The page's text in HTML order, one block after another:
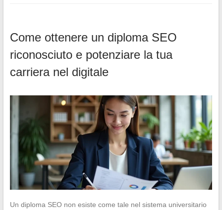
Come ottenere un diploma SEO
riconosciuto e potenziare la tua
carriera nel digitale
Un diploma SEO non esiste come tale nel sistema universitario